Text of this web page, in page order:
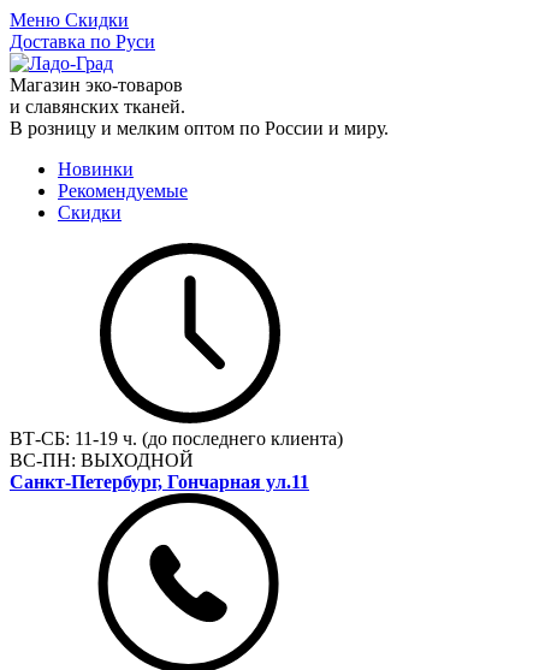
Меню Скидки
Доставка по Руси
Магазин эко-товаров
и славянских тканей.
В розницу и мелким оптом по России и миру.
Новинки
Рекомендуемые
Скидки
ВТ-СБ: 11-19 ч. (до последнего клиента)
ВС-ПН: ВЫХОДНОЙ
Санкт-Петербург, Гончарная ул.11